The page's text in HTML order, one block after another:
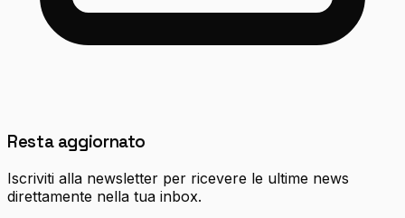
Resta aggiornato
Iscriviti alla newsletter per ricevere le ultime news
direttamente nella tua inbox.